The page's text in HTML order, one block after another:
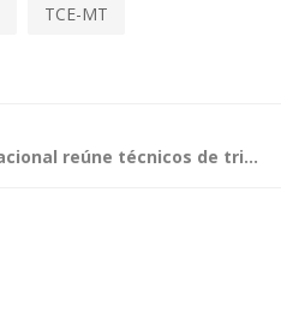
TCE-MT
Evento nacional reúne técnicos de tribunais de contas em Vitória para debate sobre jurisprudência e processualística